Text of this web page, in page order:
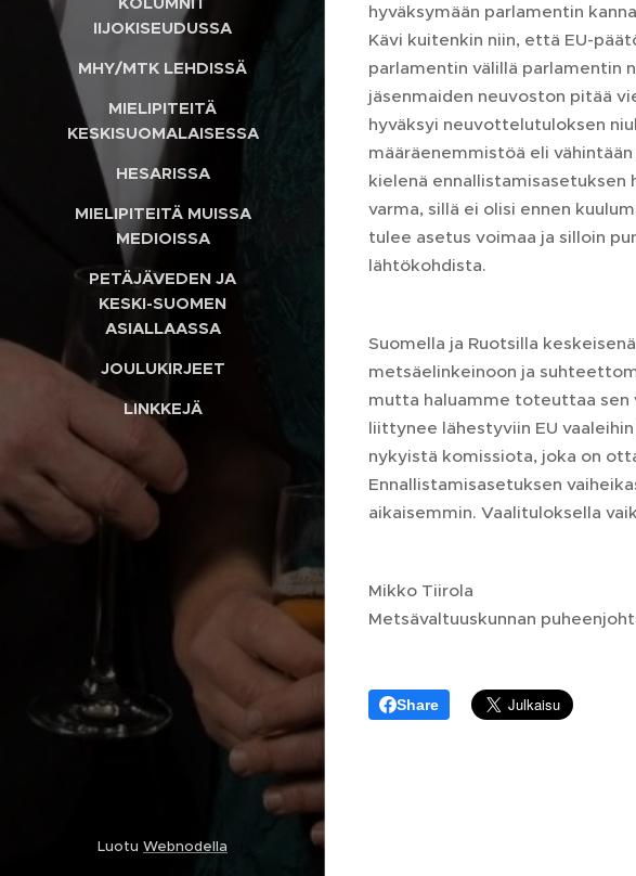
IIJOKISEUDUSSA
MHY/MTK LEHDISSÄ
MIELIPITEITÄ
KESKISUOMALAISESSA
HESARISSA
MIELIPITEITÄ MUISSA
MEDIOISSA
PETÄJÄVEDEN JA
KESKI-SUOMEN
ASIALLAASSA
JOULUKIRJEET
LINKKEJÄ
hyväksymään parlamentin
Kävi kuitenkin niin, että EU-
parlamentin välillä parlamentin
jäsenmaiden neuvoston pitää
hyväksyi neuvottelutuloksen
määräenemmistöä eli
kielenä ennallistamisasetuksen
varma, sillä ei olisi ennen
tulee asetus voimaa ja silloin
lähtökohdista.
Suomella ja Ruotsilla
metsäelinkeinoon ja
mutta haluamme toteuttaa sen
liittynee lähestyviin EU
nykyistä komissiota, joka on
Ennallistamisasetuksen
aikaisemmin. Vaalituloksella
Mikko Tiirola
Metsävaltuuskunnan
Share
Luotu Webnodella